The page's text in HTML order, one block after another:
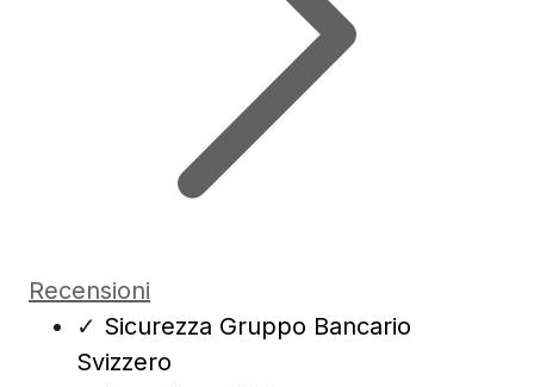
Recensioni
✓ Sicurezza Gruppo Bancario
Svizzero